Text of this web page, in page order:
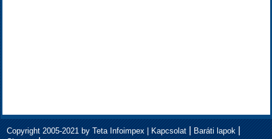
Copyright 2005-2021 by Teta Infoimpex | Kapcsolat| Baráti lapok|